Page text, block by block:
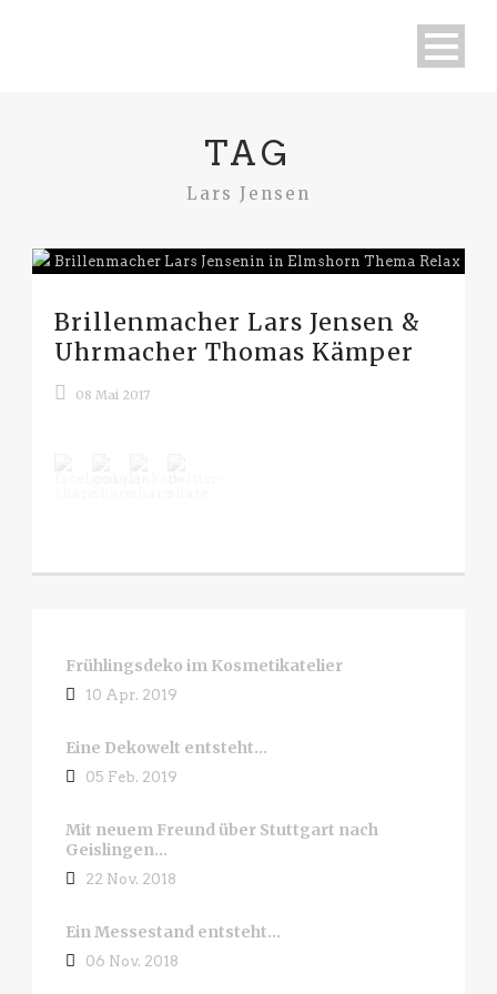
TAG
Lars Jensen
Brillenmacher Lars Jensen &
Uhrmacher Thomas Kämper
08 Mai 2017
Frühlingsdeko im Kosmetikatelier
10 Apr. 2019
Eine Dekowelt entsteht…
05 Feb. 2019
Mit neuem Freund über Stuttgart nach
Geislingen…
22 Nov. 2018
Ein Messestand entsteht…
06 Nov. 2018